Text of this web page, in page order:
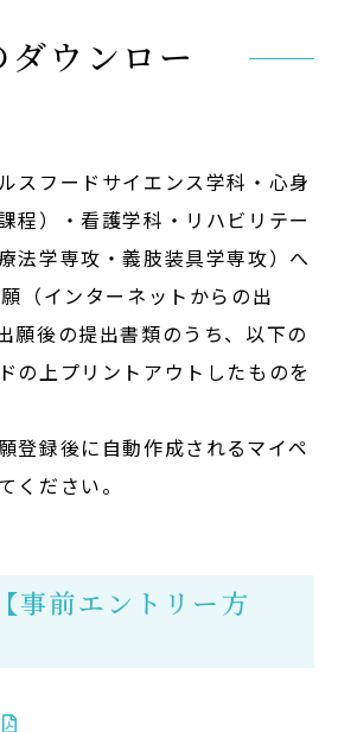
スフードサイエンス学科・心身
程）・看護学科・リハビリテー
法学専攻・義肢装具学専攻）へ
（インターネットからの出
願後の提出書類のうち、以下の
の上プリントアウトしたものを
登録後に自動作成されるマイペ
ください。
事前エントリー方